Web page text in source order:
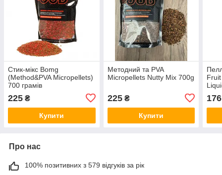
Стик-мікс Bomg
(Method&PVA Micropellets)
700 грамів
225 ₴
Купити
Методний та PVA
Micropellets Nutty Mix 700g
225₴
Купити
176
Про нас
100% позитивних з 579 відгуків за рік